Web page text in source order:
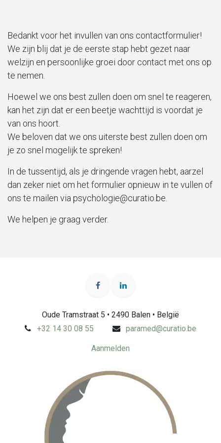
Bedankt voor het invullen van ons contactformulier!
We zijn blij dat je de eerste stap hebt gezet naar
welzijn en persoonlijke groei door contact met ons op
te nemen.
Hoewel we ons best zullen doen om snel te reageren,
kan het zijn dat er een beetje wachttijd is voordat je
van ons hoort.
We beloven dat we ons uiterste best zullen doen om
je zo snel mogelijk te spreken!
In de tussentijd, als je dringende vragen hebt, aarzel
dan zeker niet om het formulier opnieuw in te vullen of
ons te mailen via psychologie@curatio.be.
We helpen je graag verder.
Oude Tramstraat 5 • 2490 Balen • België
+32 14 30 08 55
paramed@curatio.be
Aanmelden